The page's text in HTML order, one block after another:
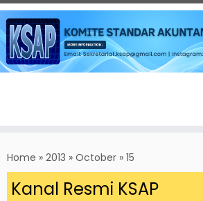
to
content
Home » 2013 » October » 15
Resmi KSAP